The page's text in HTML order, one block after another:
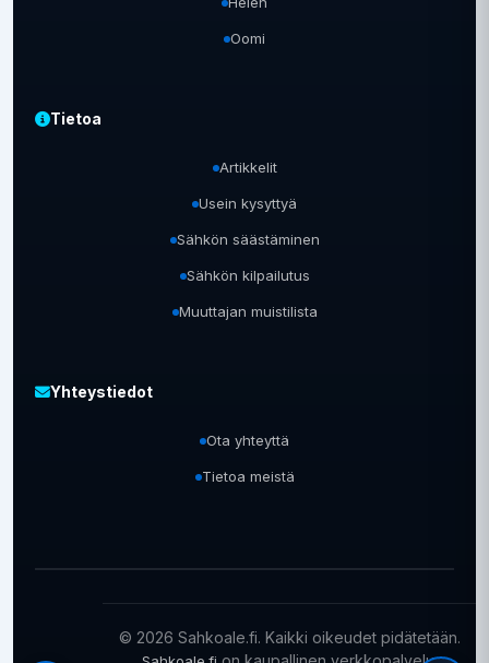
Oomi
Tietoa
Artikkelit
Usein kysyttyä
Sähkön säästäminen
Sähkön kilpailutus
Muuttajan muistilista
Yhteystiedot
Ota yhteyttä
Tietoa meistä
© 2026 Sahkoale.fi. Kaikki oikeudet pidätetään.